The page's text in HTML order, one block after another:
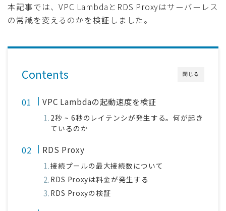
本記事では、VPC LambdaとRDS Proxyはサーバーレス
の常識を変えるのかを検証しました。
閉じる
Contents
VPC Lambdaの起動速度を検証
2秒 ~ 6秒のレイテンシが発生する。何が起き
ているのか
RDS Proxy
接続プールの最大接続数について
RDS Proxyは料金が発生する
RDS Proxyの検証